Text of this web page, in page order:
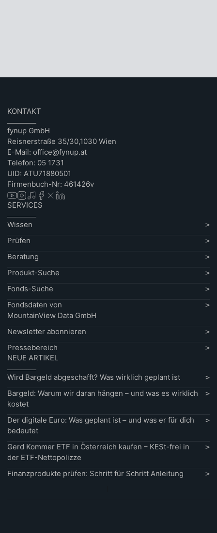
KONTAKT
fynup GmbH
Reisnerstraße 35/30,1030 Wien
E-Mail: office@fynup.at
Telefon: 05 1731
UID: ATU71880501
Firmenbuch-Nr: 461426v
SERVICES
Wissen
Prüfen
Beratung
Produkt-Suche
Fonds-Suche
Fondsdaten von
MountainView Data GmbH
Newsletter abonnieren
Pressebereich
NEUE ARTIKEL
Wird Bargeld abgeschafft? Was wirklich geplant ist
Bargeld: Warum wir daran hängen – und was es wirklich
kostet
Der digitale Euro: Was geplant ist – und was er für dich
bedeutet
Gerd Kommer ETF in Österreich kaufen – KESt-frei in
der ETF-Nettopolizze
Finanzprodukte prüfen: Schritt für Schritt Anleitung